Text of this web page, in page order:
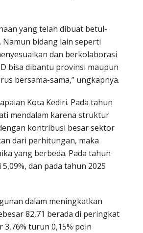
yang telah dibuat betul-
bidang lain seperti
dan berkolaborasi
bisa dibantu provinsi maupun
bersama-sama,” ungkapnya.
Kota Kediri. Pada tahun
mendalam karena struktur
kontribusi besar sektor
dari perhitungan, maka
yang berbeda. Pada tahun
dan pada tahun 2025
dalam meningkatkan
82,71 berada di peringkat
turun 0,15% poin